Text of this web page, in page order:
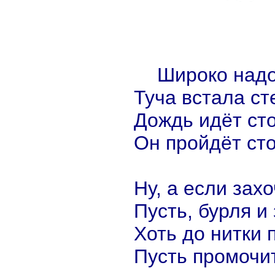
Широко
Туча встала
Дождь идёт
Он пройдёт
Ну, а если
Пусть, бурля и
Хоть до нитки
Пусть